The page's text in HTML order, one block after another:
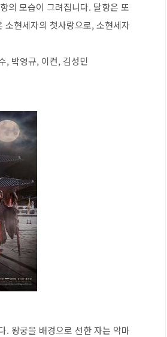
의 모습이 그려집니다. 달향은 또
소현세자의 첫사랑으로, 소현세자
, 박영규, 이켠, 김성민
. 왕궁을 배경으로 선한 자는 악마